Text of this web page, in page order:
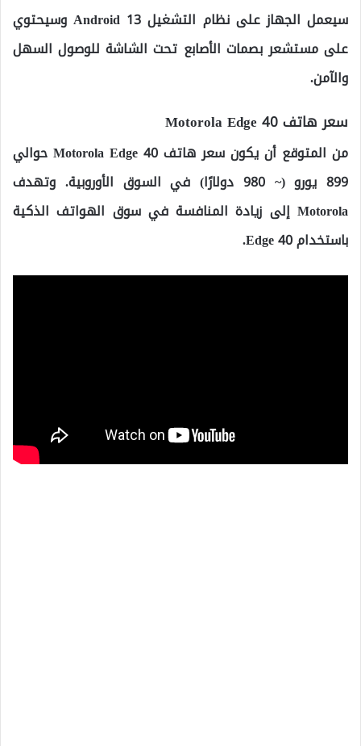
سيعمل الجهاز على نظام التشغيل Android 13 وسيحتوي
على مستشعر بصمات الأصابع تحت الشاشة للوصول السهل
والآمن.
سعر هاتف Motorola Edge 40
من المتوقع أن يكون سعر هاتف Motorola Edge 40 حوالي
899 يورو (~ 980 دولارًا) في السوق الأوروبية. وتهدف
Motorola إلى زيادة المنافسة في سوق الهواتف الذكية
باستخدام Edge 40.